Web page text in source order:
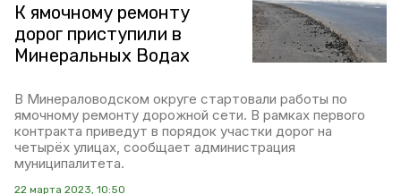
К ямочному ремонту
дорог приступили в
Минеральных Водах
В Минераловодском округе стартовали работы по
ямочному ремонту дорожной сети. В рамках первого
контракта приведут в порядок участки дорог на
четырёх улицах, сообщает администрация
муниципалитета.
22 марта 2023, 10:50